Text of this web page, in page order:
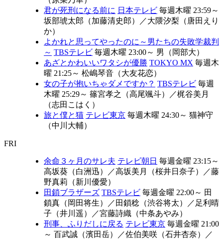
君が死刑になる前に 日本テレビ 毎週木曜 23:59～
坂部琥太郎（加藤清史郎）
／大隈汐梨（唐田えり
か）
よかれと思ってやったのに～男たちの失敗学裁判
～ TBSテレビ 毎週木曜 23:00～ 男（岡部大）
あざとかわいいワタシが優勝 TOKYO MX 毎週木
曜 21:25～ 松嶋琴音（大友花恋）
女の子が抱いちゃダメですか？ TBSテレビ 毎週
木曜 25:29～ 篠宮孝之（高尾颯斗） ／梶谷美月
（志田こはく）
旅と僕と猫 テレビ東京 毎週木曜 24:30～ 猫神守
（中川大輔）
FRI
余命３ヶ月のサレ夫 テレビ朝日 毎週金曜 23:15～
高坂葵（白洲迅）
／高坂美月（桜井日奈子） ／藤
野真莉（新川優愛）
田鎖ブラザーズ TBSテレビ 毎週金曜 22:00～ 田
鎖真（岡田将生）
／ 田鎖稔（渋谷将太） ／足利晴
子（井川遥）
／宮藤詩織（中条あやみ）
刑事、ふりだしに戻る テレビ東京 毎週金曜 21:00
～ 百武誠（濱田岳） ／佐伯美咲（石井杏奈）
／